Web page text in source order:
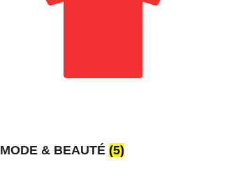
MODE & BEAUTÉ (5)